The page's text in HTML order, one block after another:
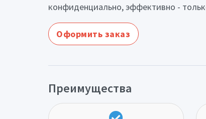
конфиденциально, эффективно -
Оформить заказ
Преимущества